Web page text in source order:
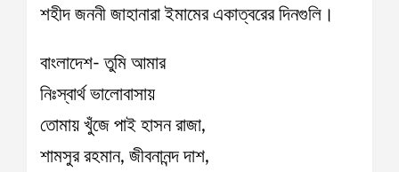
শহীদ জননী জাহানারা ইমামের একাত্বরের দিনগুলি।
বাংলাদেশ- তুমি আমার
নিঃস্বার্থ ভালোবাসায়
তোমায় খুঁজে পাই হাসন রাজা,
শামসুর রহমান, জীবনানন্দ দাশ,